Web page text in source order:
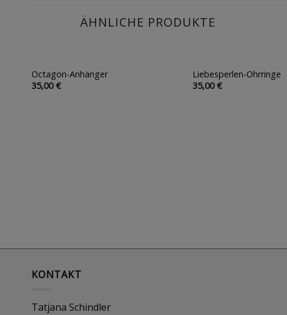
ÄHNLICHE PRODUKTE
Octagon-Anhänger
35,00€
Liebesperlen-Ohrringe
35,00€
KONTAKT
Tatjana Schindler